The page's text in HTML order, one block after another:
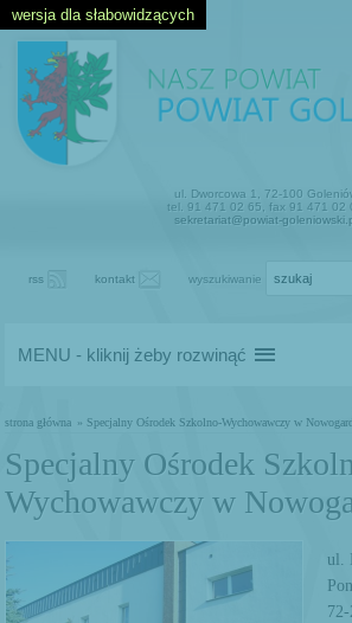
wersja dla słabowidzących
ul. Dworcowa 1, 72-100
tel. 91 471 02 65, fax 91 471 02
sekretariat@powiat-
rss kontakt wyszukiwanie
MENU - kliknij żeby rozwinąć
strona główna » Specjalny Ośrodek Szkolno-Wychowawczy w
Specjalny Ośrodek
Wychowawczy w
ul.